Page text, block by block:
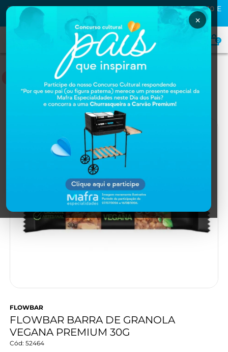
PRIMEIRA COMPRA NA MAFRA? USE O CUPOMMAFRA10 E
GANHE
0
NUTRIÇÃO
Home NUTRIÇÃO
FLOWBAR
FLOWBAR BARRA DE GRANOLA
VEGANA PREMIUM 30G
52464
×